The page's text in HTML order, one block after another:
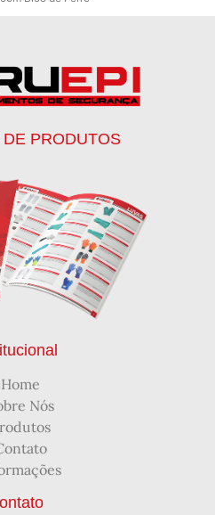
de Trabalho
para Trabalho
Calçados de Segurança Epi
b
Capacetes de Proteção EPI
Capacetes EPI
C/ Forro e Capuz
Forro e Capuz
Creme Protetor para Pele
de Segurança
PRODUTOS
Home
Nós